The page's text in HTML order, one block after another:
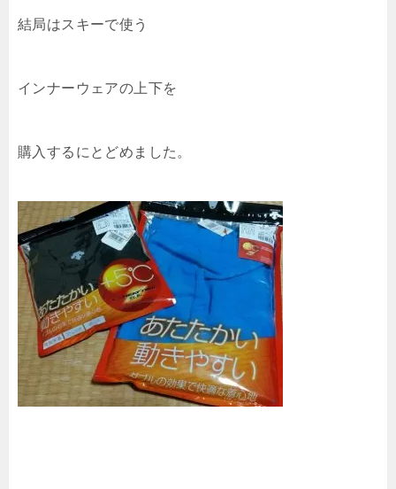
結局はスキーで使う
インナーウェアの上下を
購入するにとどめました。